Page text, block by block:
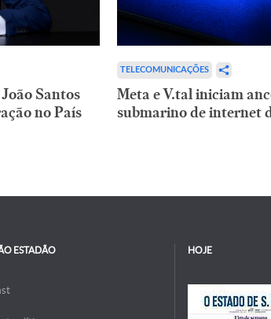
Santos
no País
TELECOMUNICAÇÕES
Meta e V.tal iniciam
submarino de internet
ESTADÃO HOJE